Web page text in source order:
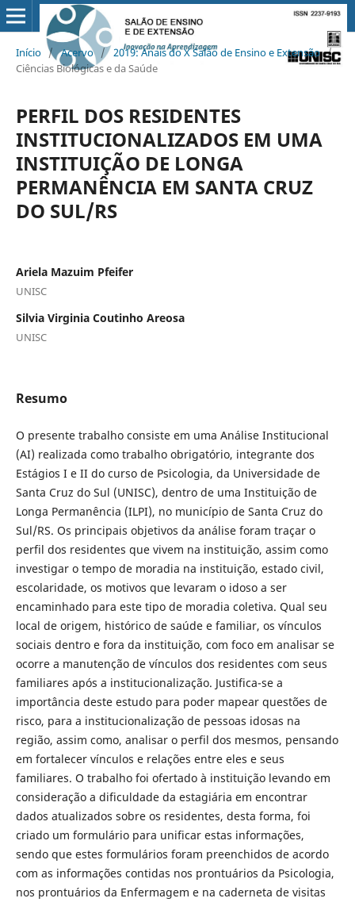
Início / Acervo / 2019: Anais do X Salão de Ensino e Extensão /
Ciências Biológicas e da Saúde
PERFIL DOS RESIDENTES
INSTITUCIONALIZADOS EM UMA
INSTITUIÇÃO DE LONGA
PERMANÊNCIA EM SANTA CRUZ
DO SUL/RS
Ariela Mazuim Pfeifer
UNISC
Silvia Virginia Coutinho Areosa
UNISC
Resumo
O presente trabalho consiste em uma Análise Institucional
(AI) realizada como trabalho obrigatório, integrante dos
Estágios I e II do curso de Psicologia, da Universidade de
Santa Cruz do Sul (UNISC), dentro de uma Instituição de
Longa Permanência (ILPI), no município de Santa Cruz do
Sul/RS. Os principais objetivos da análise foram traçar o
perfil dos residentes que vivem na instituição, assim como
investigar o tempo de moradia na instituição, estado civil,
escolaridade, os motivos que levaram o idoso a ser
encaminhado para este tipo de moradia coletiva. Qual seu
local de origem, histórico de saúde e familiar, os vínculos
sociais dentro e fora da instituição, com foco em analisar se
ocorre a manutenção de vínculos dos residentes com seus
familiares após a institucionalização. Justifica-se a
importância deste estudo para poder mapear questões de
risco, para a institucionalização de pessoas idosas na
região, assim como, analisar o perfil dos mesmos, pensando
em fortalecer vínculos e relações entre eles e seus
familiares. O trabalho foi ofertado à instituição levando em
consideração a dificuldade da estagiária em encontrar
dados atualizados sobre os residentes, desta forma, foi
criado um formulário para unificar estas informações,
sendo que estes formulários foram preenchidos de acordo
com as informações contidas nos prontuários da Psicologia,
nos prontuários da Enfermagem e na caderneta de visitas